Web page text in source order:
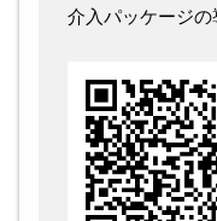
介入パッケージの